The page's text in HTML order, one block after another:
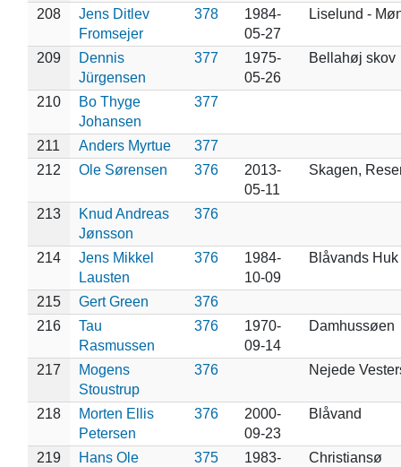
208
Jens Ditlev
Fromsejer
378
1984-
05-27
Liselund -
209
Dennis
Jürgensen
377
1975-
05-26
Bellahøj skov
210
Bo Thyge
Johansen
377
211 Anders Myrtue
377
212
Ole Sørensen 376
2013-
05-11
Skagen,
213
Knud Andreas
Jønsson
376
214
Jens Mikkel
Lausten
376
1984-
10-09
Blåvands Huk
215 Gert Green
376
216
Tau
Rasmussen
376
1970-
09-14
Damhussøen
217
Mogens
Stoustrup
376 Nejede
218
Morten Ellis
Petersen
376
2000-
09-23
Blåvand
219 Hans Ole 375 1983- Christiansø